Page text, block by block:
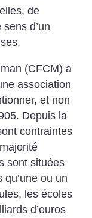
de
d’un
(CFCM) a
association
et non
Depuis la
contraintes
sont situées
ou un
les écoles
d’euros